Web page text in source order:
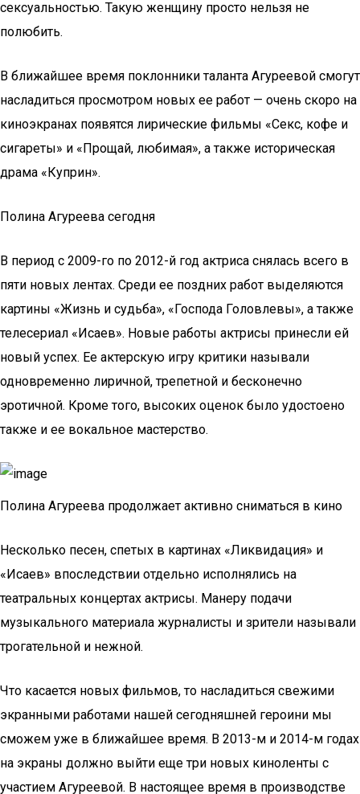
сексуальностью. Такую женщину просто нельзя не
полюбить.
В ближайшее время поклонники таланта Агуреевой смогут
насладиться просмотром новых ее работ — очень скоро на
киноэкранах появятся лирические фильмы «Секс, кофе и
сигареты» и «Прощай, любимая», а также историческая
драма «Куприн».
Полина Агуреева сегодня
В период с 2009-го по 2012-й год актриса снялась всего в
пяти новых лентах. Среди ее поздних работ выделяются
картины «Жизнь и судьба», «Господа Головлевы», а также
телесериал «Исаев». Новые работы актрисы принесли ей
новый успех. Ее актерскую игру критики называли
одновременно лиричной, трепетной и бесконечно
эротичной. Кроме того, высоких оценок было удостоено
также и ее вокальное мастерство.
Полина Агуреева продолжает активно сниматься в кино
Несколько песен, спетых в картинах «Ликвидация» и
«Исаев» впоследствии отдельно исполнялись на
театральных концертах актрисы. Манеру подачи
музыкального материала журналисты и зрители называли
трогательной и нежной.
Что касается новых фильмов, то насладиться свежими
экранными работами нашей сегодняшней героини мы
сможем уже в ближайшее время. В 2013-м и 2014-м годах
на экраны должно выйти еще три новых киноленты с
участием Агуреевой. В настоящее время в производстве